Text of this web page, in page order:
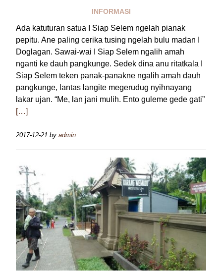
INFORMASI
Ada katuturan satua I Siap Selem ngelah pianak
pepitu. Ane paling cerika tusing ngelah bulu madan I
Doglagan. Sawai-wai I Siap Selem ngalih amah
nganti ke dauh pangkunge. Sedek dina anu ritatkala I
Siap Selem teken panak-panakne ngalih amah dauh
pangkunge, lantas langite megerudug nyihnayang
lakar ujan. “Me, lan jani mulih. Ento guleme gede gati”
[…]
2017-12-21 by admin